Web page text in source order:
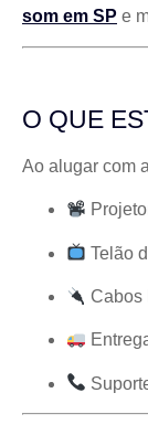
som em SP e
O QUE
Ao alugar com
Telão
Cabos